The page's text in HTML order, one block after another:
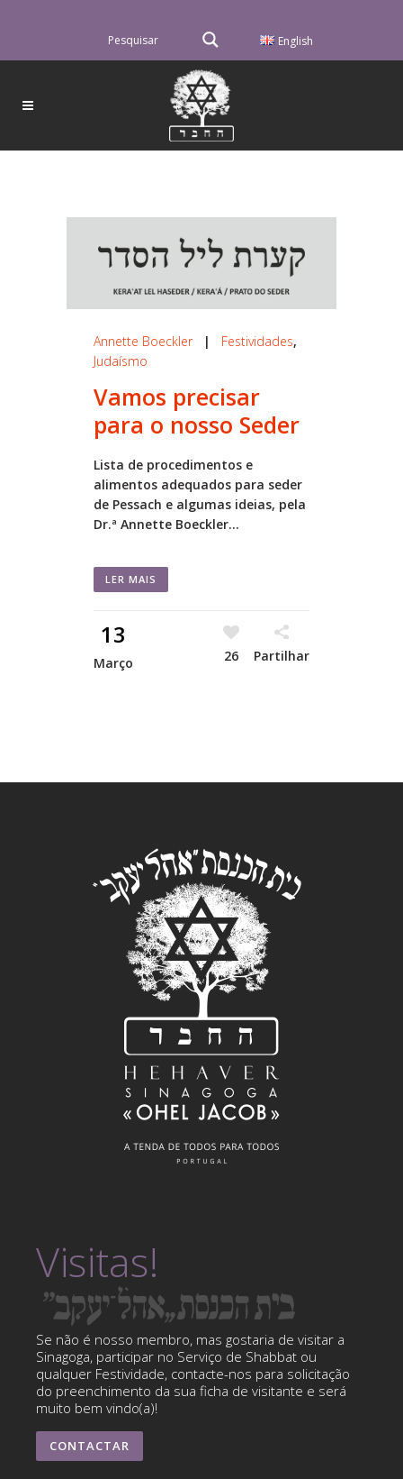
English
Annette Boeckler| Festividades,
Judaísmo
Vamos precisar
para o nosso Seder
Lista de procedimentos e
alimentos adequados para seder
de Pessach e algumas ideias, pela
Dr.ª Annette Boeckler...
LER MAIS
13
Março 26 Partilhar
Visitas!
Se não é nosso membro, mas gostaria de visitar a
Sinagoga, participar no Serviço de Shabbat ou
qualquer Festividade, contacte-nos para solicitação
do preenchimento da sua ficha de visitante e será
muito bem vindo(a)!
CONTACTAR